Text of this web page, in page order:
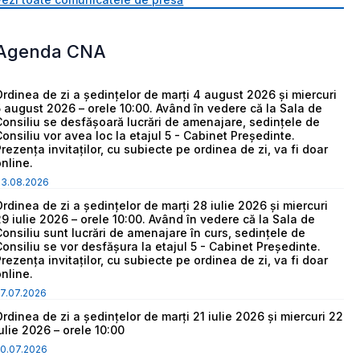
CNA
de zi a ședințelor de marți 4 august 2026 și miercuri
august 2026 – orele 10:00. Având în vedere că la Sala de
se desfășoară lucrări de amenajare, sedințele de
vor avea loc la etajul 5 - Cabinet Președinte.
invitaților, cu subiecte pe ordinea de zi, va fi doar
de zi a ședințelor de marți 28 iulie 2026 și miercuri
iulie 2026 – orele 10:00. Având în vedere că la Sala de
sunt lucrări de amenajare în curs, sedințele de
se vor desfășura la etajul 5 - Cabinet Președinte.
invitaților, cu subiecte pe ordinea de zi, va fi doar
de zi a ședințelor de marți 21 iulie 2026 și miercuri 22
2026 – orele 10:00